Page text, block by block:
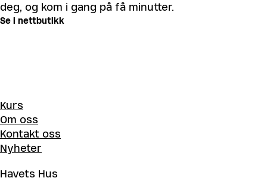
deg, og kom i gang på få minutter.
Se i nettbutikk
Kurs
Om oss
Kontakt oss
Nyheter
Havets Hus